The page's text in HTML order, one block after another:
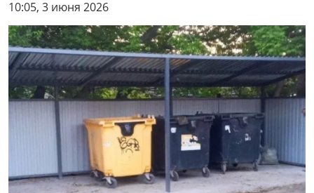
10:05, 3 июня 2026